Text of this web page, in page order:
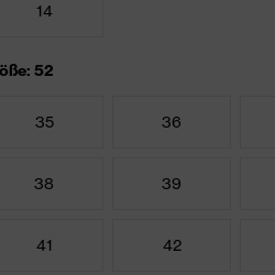
14
52
35 36
38 39
41 42